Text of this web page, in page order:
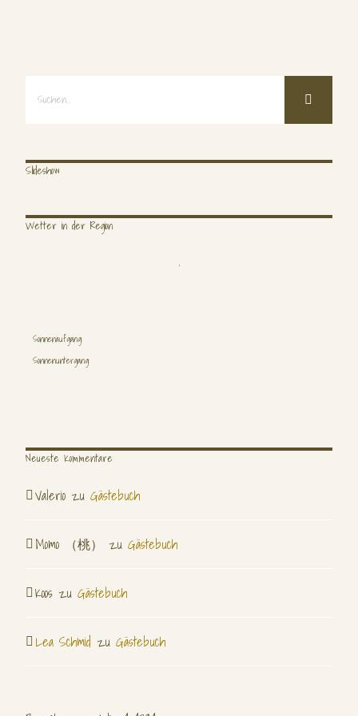
Suche
Slideshow
Wetter in der Region
,
Sonnenaufgang:
Sonnenuntergang:
Neueste Kommentare
Valerio zu Gästebuch
Momo （桃） zu Gästebuch
Koos zu Gästebuch
Lea Schmid zu Gästebuch
Seitenaufrufe gesamt: 1164398